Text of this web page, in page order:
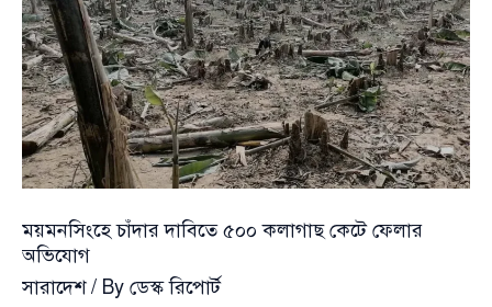
ময়মনসিংহে চাঁদার দাবিতে ৫০০ কলাগাছ কেটে ফেলার
অভিযোগ
সারাদেশ/ By ডেস্ক রিপোর্ট